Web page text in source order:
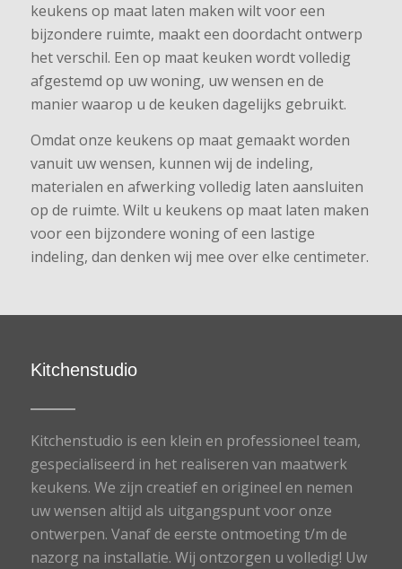
keukens op maat laten maken wilt voor een
bijzondere ruimte, maakt een doordacht ontwerp
het verschil. Een op maat keuken wordt volledig
afgestemd op uw woning, uw wensen en de
manier waarop u de keuken dagelijks gebruikt.
Omdat onze keukens op maat gemaakt worden
vanuit uw wensen, kunnen wij de indeling,
materialen en afwerking volledig laten aansluiten
op de ruimte. Wilt u keukens op maat laten maken
voor een bijzondere woning of een lastige
indeling, dan denken wij mee over elke centimeter.
Kitchenstudio
Kitchenstudio is een klein en professioneel team,
gespecialiseerd in het realiseren van maatwerk
keukens. We zijn creatief en origineel en nemen
uw wensen altijd als uitgangspunt voor onze
ontwerpen. Vanaf de eerste ontmoeting t/m de
nazorg na installatie. Wij ontzorgen u volledig! Uw